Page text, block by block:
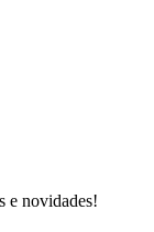
e novidades!